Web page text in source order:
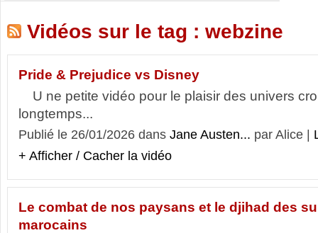
Vidéos sur le tag : webzine
Pride & Prejudice vs Disney
U ne petite vidéo pour le plaisir des univers
longtemps...
Publié le 26/01/2026 dans Jane Austen... par Alice |
+ Afficher / Cacher la vidéo
Le combat de nos paysans et le djihad des
marocains